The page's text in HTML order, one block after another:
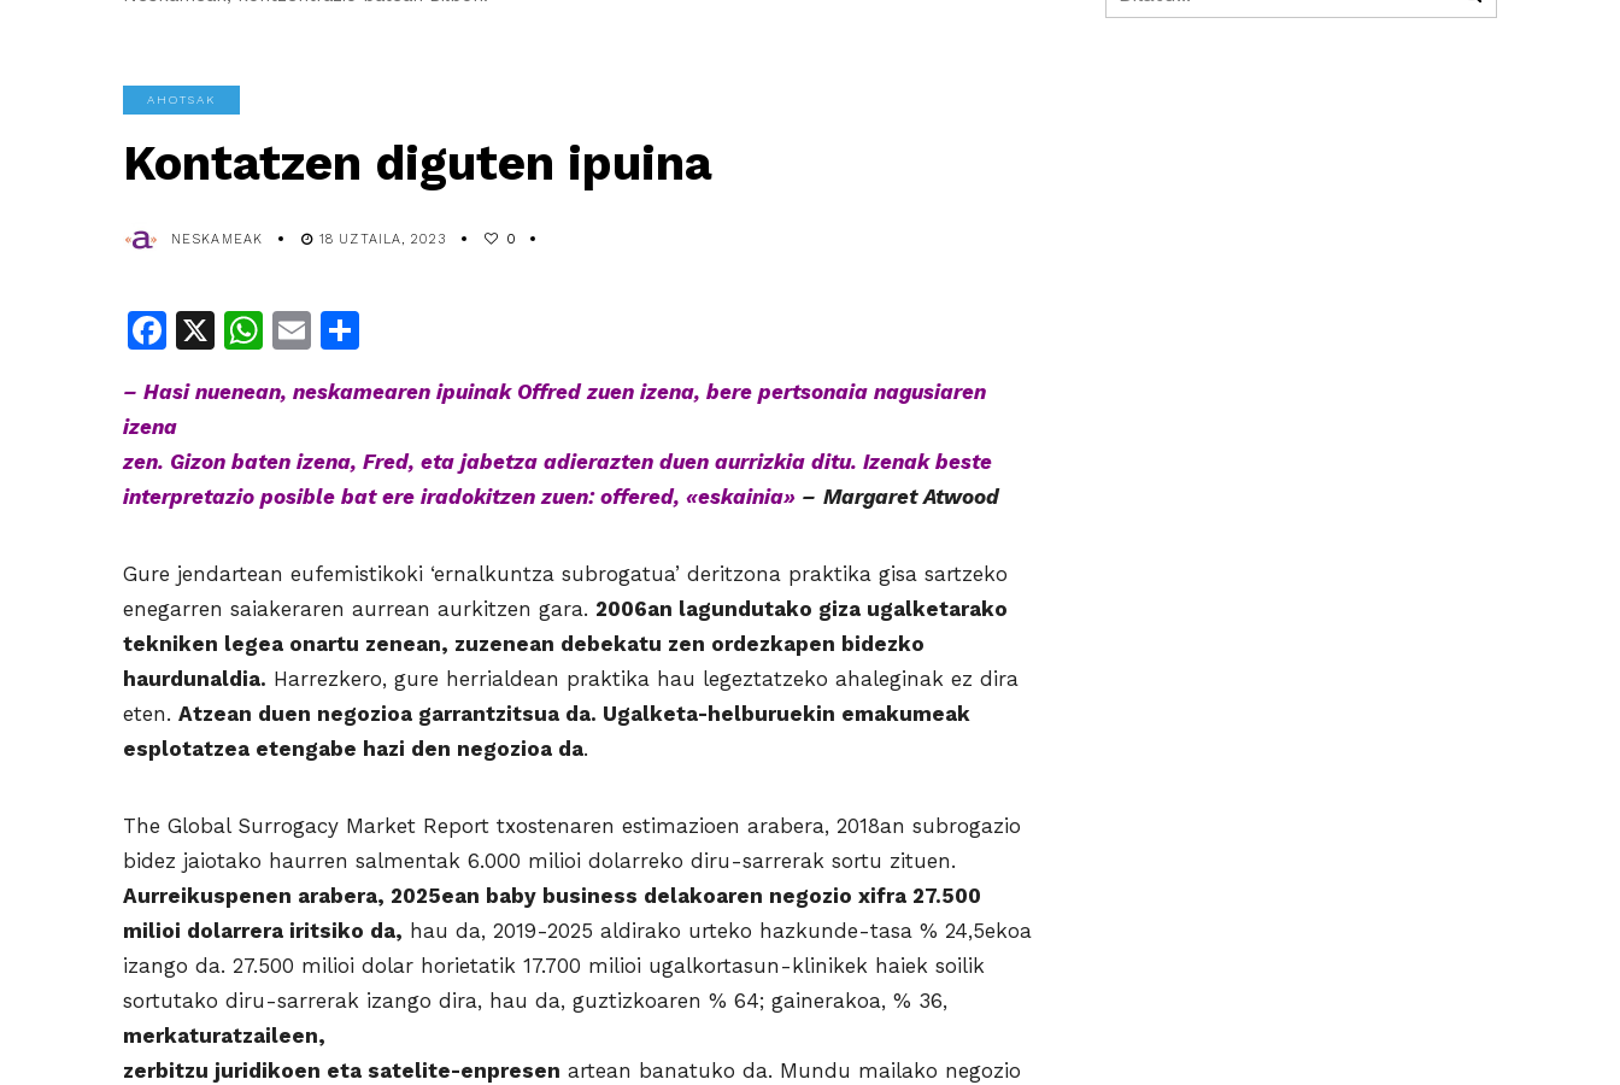
AHOTSAK
Kontatzen diguten ipuina
NESKAMEAK 18 UZTAILA, 2023 0
Facebook
X WhatsApp
Email
– Hasi nuenean, neskamearen ipuinak Offred zuen izena, bere pertsonaia nagusiaren
izena
zen. Gizon baten izena, Fred, eta jabetza adierazten duen aurrizkia ditu. Izenak beste
interpretazio posible bat ere iradokitzen zuen: offered, «eskainia» – Margaret Atwood
Gure jendartean eufemistikoki ‘ernalkuntza subrogatua’ deritzona praktika gisa sartzeko
enegarren saiakeraren aurrean aurkitzen gara. 2006an lagundutako giza ugalketarako
tekniken legea onartu zenean, zuzenean debekatu zen ordezkapen bidezko
haurdunaldia. Harrezkero, gure herrialdean praktika hau legeztatzeko ahaleginak ez dira
eten. Atzean duen negozioa garrantzitsua da. Ugalketa-helburuekin emakumeak
esplotatzea etengabe hazi den negozioa da.
The Global Surrogacy Market Report txostenaren estimazioen arabera, 2018an subrogazio
bidez jaiotako haurren salmentak 6.000 milioi dolarreko diru-sarrerak sortu zituen.
Aurreikuspenen arabera, 2025ean baby business delakoaren negozio xifra 27.500
milioi dolarrera iritsiko da, hau da, 2019-2025 aldirako urteko hazkunde-tasa % 24,5ekoa
izango da. 27.500 milioi dolar horietatik 17.700 milioi ugalkortasun-klinikek haiek soilik
sortutako diru-sarrerak izango dira, hau da, guztizkoaren % 64; gainerakoa, % 36,
merkaturatzaileen,
zerbitzu juridikoen eta satelite-enpresen artean banatuko da. Mundu mailako negozio